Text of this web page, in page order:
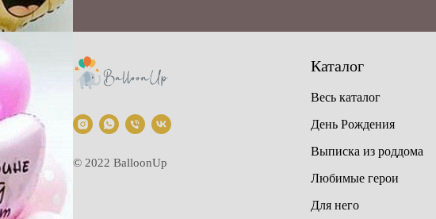
© 2022 BalloonUp
Каталог
Весь каталог
День Рождения
Выписка из роддома
Любимые герои
Для него